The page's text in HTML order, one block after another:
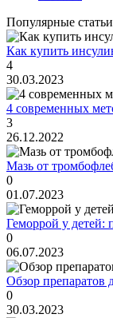
Популярные статьи
Как купить
4
30.03.2023
4 современных
3
26.12.2022
Мазь от
0
01.07.2023
Геморрой у
0
06.07.2023
Обзор препаратов
0
30.03.2023